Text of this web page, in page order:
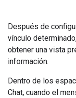
Después de
vínculo
obtener una vista
información.
Dentro de los
Chat, cuando el